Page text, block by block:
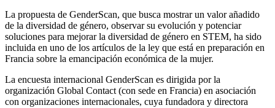
La propuesta de GenderScan, que busca mostrar un valor añadido
de la diversidad de género, observar su evolución y potenciar
soluciones para mejorar la diversidad de género en STEM, ha sido
incluida en uno de los artículos de la ley que está en preparación en
Francia sobre la emancipación económica de la mujer.
La encuesta internacional GenderScan es dirigida por la
organización Global Contact (con sede en Francia) en asociación
con organizaciones internacionales, cuya fundadora y directora